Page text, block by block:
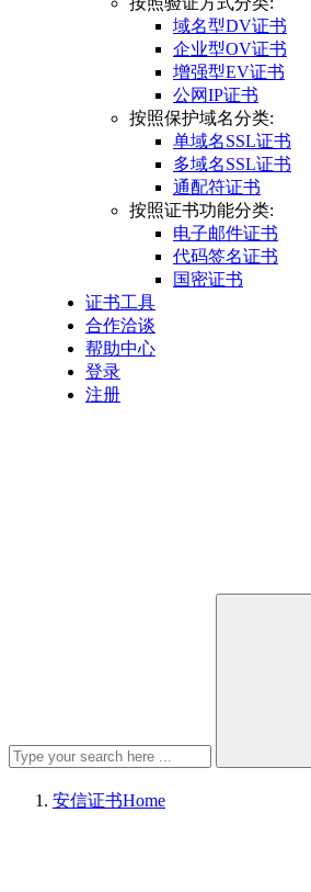
域名型DV证书
企业型OV证书
增强型EV证书
公网IP证书
按照保护域名分类:
单域名SSL证书
多域名SSL证书
通配符证书
按照证书功能分类:
电子邮件证书
代码签名证书
国密证书
证书工具
合作洽谈
帮助中心
登录
注册
安信证书Home